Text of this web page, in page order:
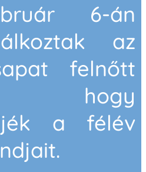
6-án
az
felnőtt
hogy
a félév